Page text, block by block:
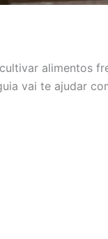
alimentos
vai te ajudar